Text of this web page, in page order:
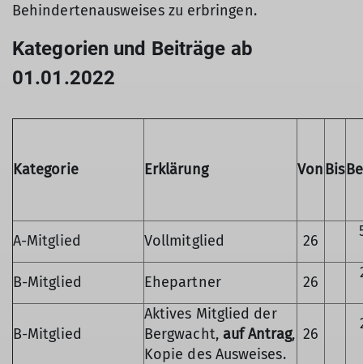
Behindertenausweises zu erbringen.
Kategorien und Beiträge ab
01.01.2022
Kategorie Erklärung Von Bis
A-Mitglied Vollmitglied 26
B-Mitglied Ehepartner 26
B-Mitglied
Aktives Mitglied der
Bergwacht, auf Antrag,
Kopie des Ausweises.
26